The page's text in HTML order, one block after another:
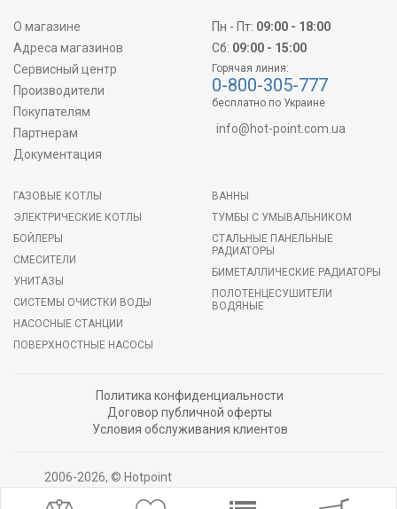
О магазине
Адреса магазинов
Сервисный центр
Производители
Покупателям
Партнерам
Документация
Пн - Пт: 09:00 - 18:00
Сб: 09:00 - 15:00
Горячая линия:
0-800-305-777
бесплатно по Украине
info@hot-point.com.ua
ГАЗОВЫЕ КОТЛЫ
ЭЛЕКТРИЧЕСКИЕ КОТЛЫ
БОЙЛЕРЫ
СМЕСИТЕЛИ
УНИТАЗЫ
СИСТЕМЫ ОЧИСТКИ ВОДЫ
НАСОСНЫЕ СТАНЦИИ
ПОВЕРХНОСТНЫЕ НАСОСЫ
ВАННЫ
ТУМБЫ С УМЫВАЛЬНИКОМ
СТАЛЬНЫЕ ПАНЕЛЬНЫЕ
РАДИАТОРЫ
БИМЕТАЛЛИЧЕСКИЕ РАДИАТОРЫ
ПОЛОТЕНЦЕСУШИТЕЛИ
ВОДЯНЫЕ
Политика конфиденциальности
Договор публичной оферты
Условия обслуживания клиентов
2006-2026, © Hotpoint